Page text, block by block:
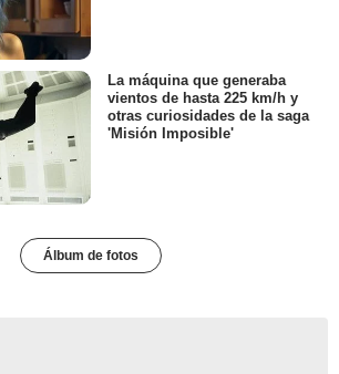
La máquina que generaba
vientos de hasta 225 km/h y
otras curiosidades de la saga
'Misión Imposible'
Álbum de fotos